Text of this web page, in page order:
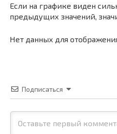
Если на графике виден
предыдущих значений,
Нет данных для
Подписаться